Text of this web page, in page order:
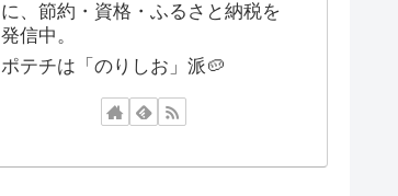
に、節約・資格・ふるさと納税を
発信中。
ポテチは「のりしお」派🥔